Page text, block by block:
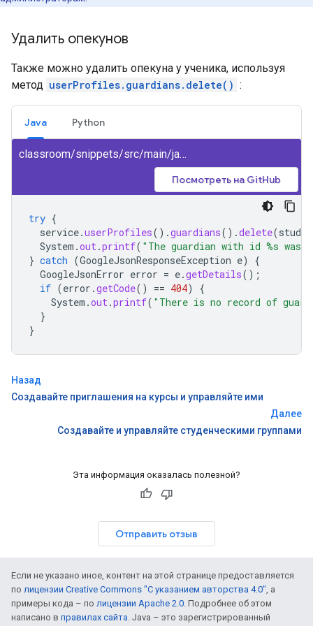
Удалить опекунов
Также можно удалить опекуна у ученика, используя
метод userProfiles.guardians.delete() :
Java Python
classroom/snippets/src/main/java/DeleteGuardian.java
Посмотреть на GitHub
try {
service.userProfiles().guardians().delete(
System .out .printf( "The guardian with id %s was
} catch (GoogleJsonResponseException e)
{
GoogleJsonError error = e.getDetails();
if (error .getCode() == 404)
{
System .out .printf( "There is no record of
}
}
Назад
Создавайте приглашения на курсы и управляйте ими
Далее
Создавайте и управляйте студенческими группами
Эта информация оказалась полезной?
Отправить отзыв
Если не указано иное, контент на этой странице предоставляется
по лицензии Creative Commons "С указанием авторства 4.0" , а
примеры кода – по лицензии Apache 2.0 . Подробнее об этом
написано в правилах сайта . Java – это зарегистрированный